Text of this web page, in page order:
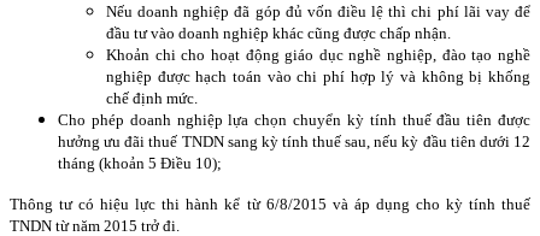
Nếu doanh nghiệp đã góp đủ vốn điều lệ thì chi phí lãi vay để
đầu tư vào doanh nghiệp khác cũng được chấp nhận.
Khoản chi cho hoạt động giáo dục nghề nghiệp, đào tạo nghề
nghiệp được hạch toán vào chi phí hợp lý và không bị khống
chế định mức.
Cho phép doanh nghiệp lựa chọn chuyển kỳ tính thuế đầu tiên được
hưởng ưu đãi thuế TNDN sang kỳ tính thuế sau, nếu kỳ đầu tiên dưới 12
tháng (khoản 5 Điều 10);
Thông tư có hiệu lực thi hành kể từ 6/8/2015 và áp dụng cho kỳ tính thuế
TNDN từ năm 2015 trở đi.